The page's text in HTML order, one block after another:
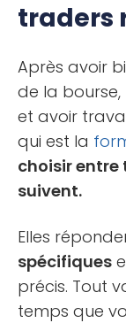
traders
Après avoir
de la
et avoir
qui est la
choisir
suivent.
Elles
spécifiques
précis. Tout
temps que